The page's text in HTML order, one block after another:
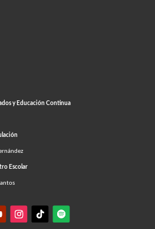
y Educación Continua
Escolar